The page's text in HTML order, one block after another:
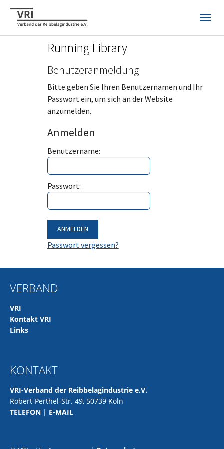
Skip to main navigation
Skip to main content
Skip to page footer
Running Library
Benutzeranmeldung
Bitte geben Sie Ihren Benutzernamen und Ihr
Passwort ein, um sich an der Website
anzumelden.
Anmelden
Benutzername:
Passwort:
Passwort vergessen?
VERBAND
VRI
Kontakt VRI
Links
KONTAKT
VRI-Verband der Reibbelagindustrie e.V.
Robert-Perthel-Str. 49, 50739 Köln
TELEFON | E-MAIL